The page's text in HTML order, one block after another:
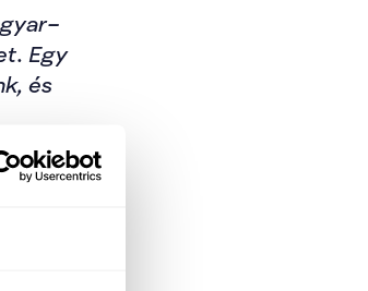
Egy
és
és az